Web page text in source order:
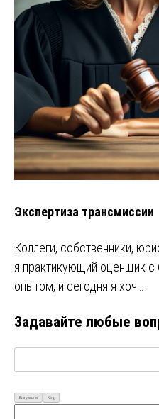
Экспертиза трансмиссии
Коллеги, собственники,
я практикующий оценщик
опытом, и сегодня я хоч…
Задавайте любые
Визуально Код